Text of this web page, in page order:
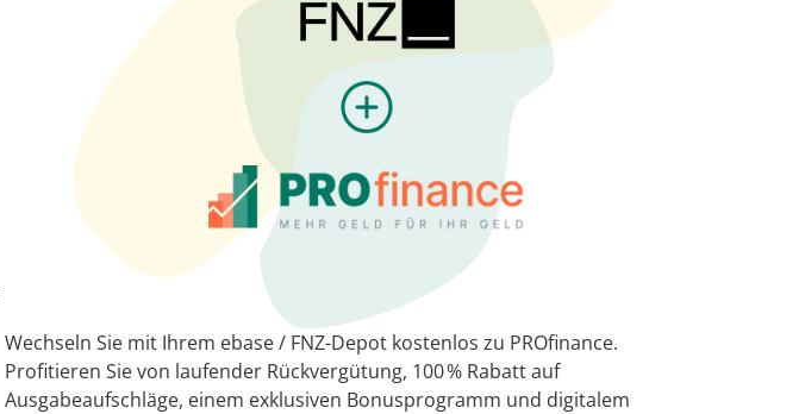
Wechseln Sie mit Ihrem ebase / FNZ-Depot kostenlos zu PROfinance.
Profitieren Sie von laufender Rückvergütung, 100 % Rabatt auf
Ausgabeaufschläge, einem exklusiven Bonusprogramm und digitalem